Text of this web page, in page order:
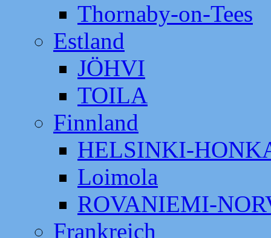
Thornaby-on-Tees
Estland
JÖHVI
TOILA
Finnland
HELSINKI-
Loimola
ROVANIEMI-
Frankreich